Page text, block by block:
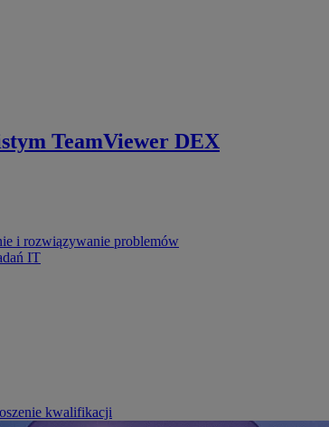
TeamViewer DEX
i rozwiązywanie problemów
IT
kwalifikacji